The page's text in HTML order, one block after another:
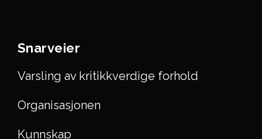
Snarveier
Varsling av kritikkverdige forhold
Organisasjonen
Kunnskap